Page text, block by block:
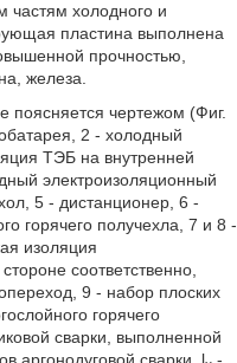
частям холодного и
пластина выполнена
прочностью,
железа.
поясняется чертежом (Фиг.
2 - холодный
ТЭБ на внутренней
электроизоляционный
5 - дистанционер, 6 -
горячего получехла, 7 и 8 -
изоляция
соответственно,
9 - набор плоских
горячего
сварки, выполненной